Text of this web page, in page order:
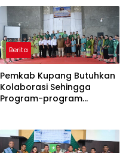
Berita
Pemkab Kupang Butuhkan
Kolaborasi Sehingga
Program-program